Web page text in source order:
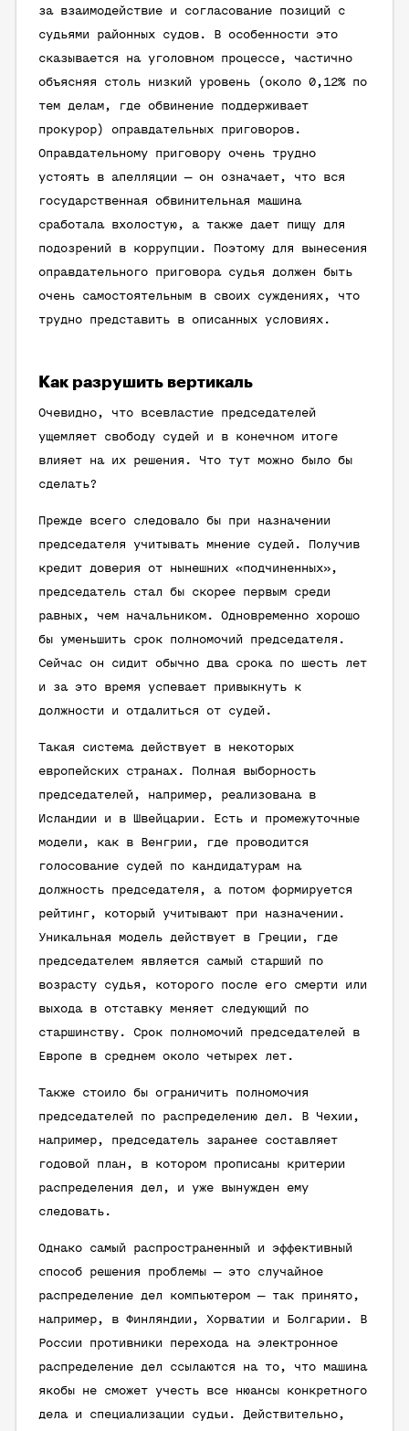
за взаимодействие и согласование позиций с
судьями районных судов. В особенности это
сказывается на уголовном процессе, частично
объясняя столь низкий уровень (около 0,12% по
тем делам, где обвинение поддерживает
прокурор) оправдательных приговоров.
Оправдательному приговору очень трудно
устоять в апелляции — он означает, что вся
государственная обвинительная машина
сработала вхолостую, а также дает пищу для
подозрений в коррупции. Поэтому для вынесения
оправдательного приговора судья должен быть
очень самостоятельным в своих суждениях, что
трудно представить в описанных условиях.
Как разрушить вертикаль
Очевидно, что всевластие председателей
ущемляет свободу судей и в конечном итоге
влияет на их решения. Что тут можно было бы
сделать?
Прежде всего следовало бы при назначении
председателя учитывать мнение судей. Получив
кредит доверия от нынешних «подчиненных»,
председатель стал бы скорее первым среди
равных, чем начальником. Одновременно хорошо
бы уменьшить срок полномочий председателя.
Сейчас он сидит обычно два срока по шесть лет
и за это время успевает привыкнуть к
должности и отдалиться от судей.
Такая система действует в некоторых
европейских странах. Полная выборность
председателей, например, реализована в
Исландии и в Швейцарии. Есть и промежуточные
модели, как в Венгрии, где проводится
голосование судей по кандидатурам на
должность председателя, а потом формируется
рейтинг, который учитывают при назначении.
Уникальная модель действует в Греции, где
председателем является самый старший по
возрасту судья, которого после его смерти или
выхода в отставку меняет следующий по
старшинству. Срок полномочий председателей в
Европе в среднем около четырех лет.
Также стоило бы ограничить полномочия
председателей по распределению дел. В Чехии,
например, председатель заранее составляет
годовой план, в котором прописаны критерии
распределения дел, и уже вынужден ему
следовать.
Однако самый распространенный и эффективный
способ решения проблемы — это случайное
распределение дел компьютером — так принято,
например, в Финляндии, Хорватии и Болгарии. В
России противники перехода на электронное
распределение дел ссылаются на то, что машина
якобы не сможет учесть все нюансы конкретного
дела и специализации судьи. Действительно,